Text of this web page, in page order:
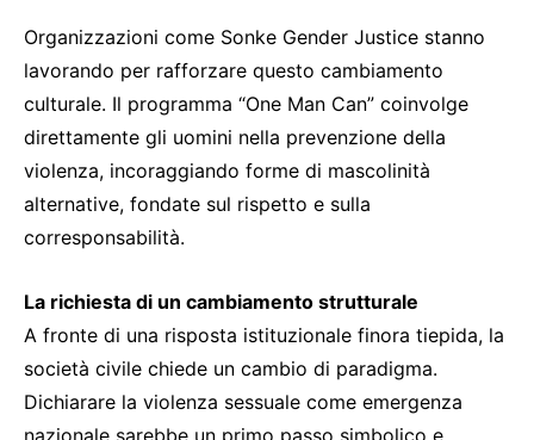
Organizzazioni come Sonke Gender Justice stanno
lavorando per rafforzare questo cambiamento
culturale. Il programma “One Man Can” coinvolge
direttamente gli uomini nella prevenzione della
violenza, incoraggiando forme di mascolinità
alternative, fondate sul rispetto e sulla
corresponsabilità.
La richiesta di un cambiamento strutturale
A fronte di una risposta istituzionale finora tiepida, la
società civile chiede un cambio di paradigma.
Dichiarare la violenza sessuale come emergenza
nazionale sarebbe un primo passo simbolico e